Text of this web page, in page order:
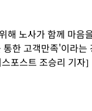
해 노사가 함께 마음
한 고객만족'이라는
포스트 조승리 기자]